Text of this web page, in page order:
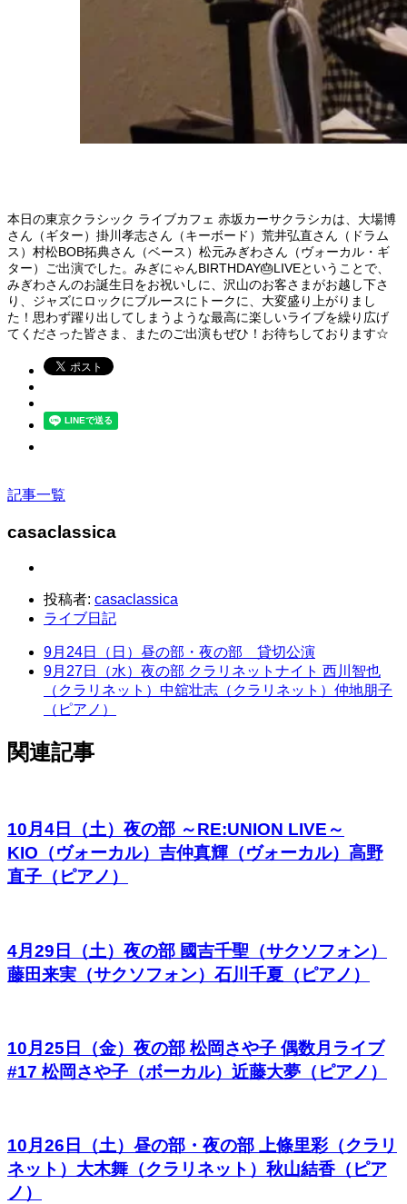
本日の東京クラシック ライブカフェ 赤坂カーサクラシカは、大場博
さん（ギター）掛川孝志さん（キーボード）荒井弘直さん（ドラム
ス）村松BOB拓典さん（ベース）松元みぎわさん（ヴォーカル・ギ
ター）ご出演でした。みぎにゃんBIRTHDAY🎂LIVEということで、
みぎわさんのお誕生日をお祝いしに、沢山のお客さまがお越し下さ
り、ジャズにロックにブルースにトークに、大変盛り上がりまし
た！思わず躍り出してしまうような最高に楽しいライブを繰り広げ
てくださった皆さま、またのご出演もぜひ！お待ちしております☆
記事一覧
casaclassica
投稿者: casaclassica
ライブ日記
9月24日（日）昼の部・夜の部 貸切公演
9月27日（水）夜の部 クラリネットナイト 西川智也
（クラリネット）中舘壮志（クラリネット）仲地朋子
（ピアノ）
関連記事
10月4日（土）夜の部 ～RE:UNION LIVE～
KIO（ヴォーカル）吉仲真輝（ヴォーカル）高野
直子（ピアノ）
4月29日（土）夜の部 國吉千聖（サクソフォン）
藤田来実（サクソフォン）石川千夏（ピアノ）
10月25日（金）夜の部 松岡さや⼦ 偶数⽉ライブ
#17 松岡さや子（ボーカル）近藤大夢（ピアノ）
10月26日（土）昼の部・夜の部 上條里彩（クラリ
ネット）大木舞（クラリネット）秋山結香（ピア
ノ）